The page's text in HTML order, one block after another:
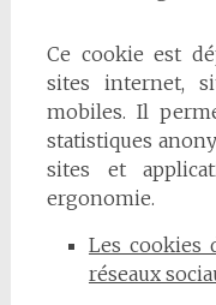
Ce cookie est
sites internet,
mobiles. Il
statistiques
sites et
ergonomie.
Les cookies
réseaux